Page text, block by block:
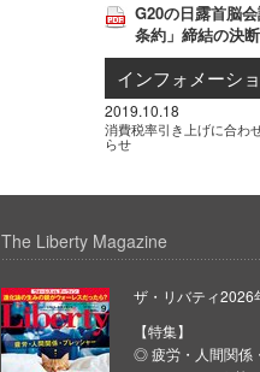
G20の日露首脳
条約」締結の決
インフォメーシ
2019.10.18
消費税率引き上げに合わ
らせ
The Liberty Magazine
ザ・リバティ2026
【特集】
◎ 疲労・人間関係